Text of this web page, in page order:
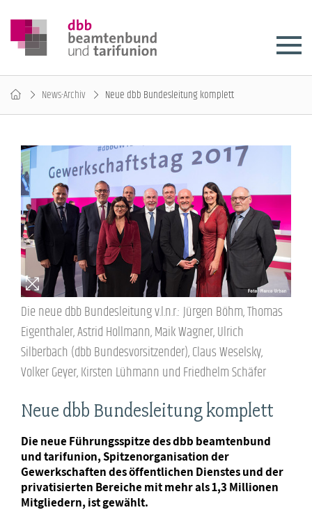
News-Archiv Neue dbb Bundesleitung komplett
Die neue dbb Bundesleitung v.l.n.r.: Jürgen Böhm, Thomas
Eigenthaler, Astrid Hollmann, Maik Wagner, Ulrich
Silberbach (dbb Bundesvorsitzender), Claus Weselsky,
Volker Geyer, Kirsten Lühmann und Friedhelm Schäfer
Neue dbb Bundesleitung komplett
Die neue Führungsspitze des dbb beamtenbund
und tarifunion, Spitzenorganisation der
Gewerkschaften des öffentlichen Dienstes und der
privatisierten Bereiche mit mehr als 1,3 Millionen
Mitgliedern, ist gewählt.